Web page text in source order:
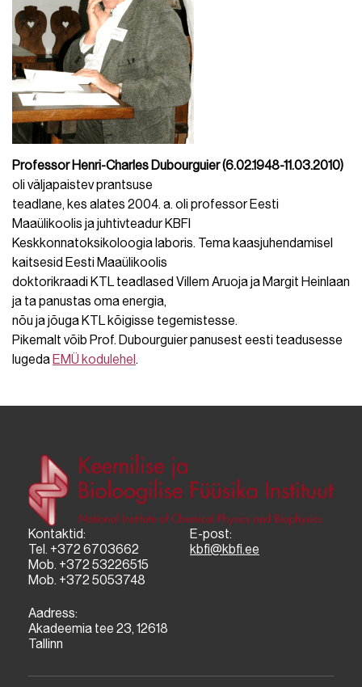
Professor Henri-Charles Dubourguier (6.02.1948-11.03.2010)
oli väljapaistev prantsuse
teadlane, kes alates 2004. a. oli professor Eesti
Maaülikoolis ja juhtivteadur KBFI
Keskkonnatoksikoloogia laboris. Tema kaasjuhendamisel
kaitsesid Eesti Maaülikoolis
doktorikraadi KTL teadlased Villem Aruoja ja Margit Heinlaan
ja ta panustas oma energia,
nõu ja jõuga KTL kõigisse tegemistesse.
Pikemalt võib Prof. Dubourguier panusest eesti teadusesse
lugeda EMÜ kodulehel .
Kontaktid:
Tel. +372 6703662
Mob. +372 53226515
Mob. +372 5053748
E-post:
kbfi@kbfi.ee
Aadress:
Akadeemia tee 23, 12618
Tallinn